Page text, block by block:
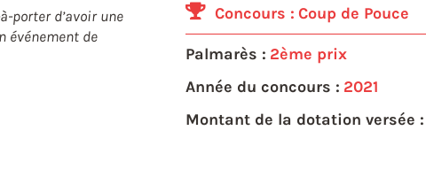
porter d’avoir une
événement de
Concours : Coup de Pouce
Palmarès : 2ème prix
Année du concours : 2021
Montant de la dotation versée :